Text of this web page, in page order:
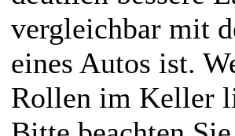
vergleichbar mit
eines Autos ist.
Rollen im Keller